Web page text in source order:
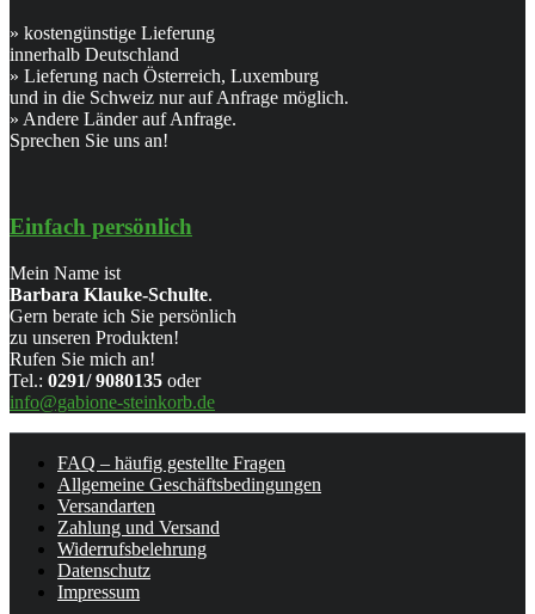
» kostengünstige Lieferung
innerhalb Deutschland
» Lieferung nach Österreich, Luxemburg
und in die Schweiz nur auf Anfrage möglich.
» Andere Länder auf Anfrage.
Sprechen Sie uns an!
Einfach persönlich
Mein Name ist
Barbara Klauke-Schulte.
Gern berate ich Sie persönlich
zu unseren Produkten!
Rufen Sie mich an!
Tel.: 0291/ 9080135 oder
info@gabione-steinkorb.de
FAQ – häufig gestellte Fragen
Allgemeine Geschäftsbedingungen
Versandarten
Zahlung und Versand
Widerrufsbelehrung
Datenschutz
Impressum